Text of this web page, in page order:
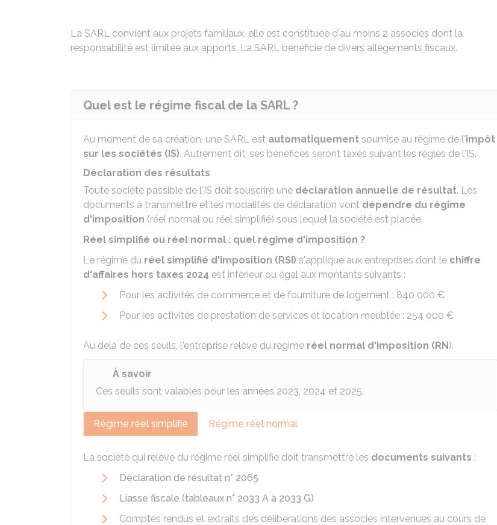
La SARL convient aux projets familiaux, elle est constituée d'au moins 2 associés dont la
responsabilité est limitée aux apports. La SARL bénéficie de divers allègements fiscaux.
Quel est le régime fiscal de la SARL ?
Au moment de sa création, une SARL est automatiquement soumise au régime de l'impôt
sur les sociétés (IS). Autrement dit, ses bénéfices seront taxés suivant les règles de l'IS.
Déclaration des résultats
Toute société passible de l'IS doit souscrire une déclaration annuelle de résultat. Les
documents à transmettre et les modalités de déclaration vont dépendre du régime
d'imposition (réel normal ou réel simplifié) sous lequel la société est placée.
Réel simplifié ou réel normal : quel régime d'imposition ?
Le régime du réel simplifié d'imposition (RSI) s'applique aux entreprises dont le chiffre
d'affaires hors taxes 2024 est inférieur ou égal aux montants suivants :
Pour les activités de commerce et de fourniture de logement : 840 000 €
Pour les activités de prestation de services et location meublée : 254 000 €
Au delà de ces seuils, l'entreprise relève du régime réel normal d'imposition (RN).
À savoir
Ces seuils sont valables pour les années 2023, 2024 et 2025.
Régime réel simplifié Régime réel normal
La société qui relève du régime réel simplifié doit transmettre les documents suivants :
Déclaration de résultat n° 2065
Liasse fiscale (tableaux n° 2033 A à 2033 G)
Comptes rendus et extraits des délibérations des associés intervenues au cours de